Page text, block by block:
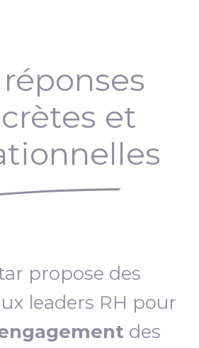
et
propose des
leaders RH pour
des